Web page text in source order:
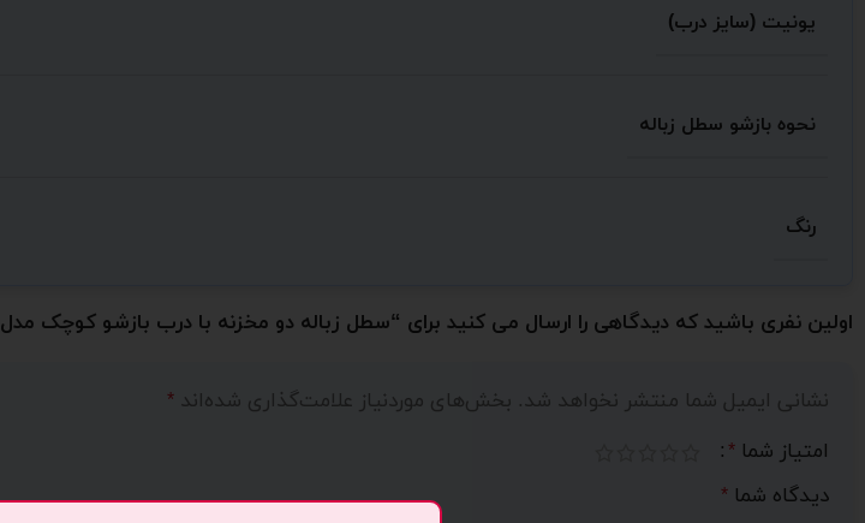
یونیت (سایز درب)
نحوه بازشو سطل زباله
رنگ
اولین نفری باشید که دیدگاهی را ارسال می کنید برای “سطل زباله دو مخزنه با درب بازشو کوچک مدل S1006 آلبا”
نشانی ایمیل شما منتشر نخواهد شد. بخش‌های موردنیاز علامت‌گذاری شده‌اند *
امتیاز شما *
دیدگاه شما *